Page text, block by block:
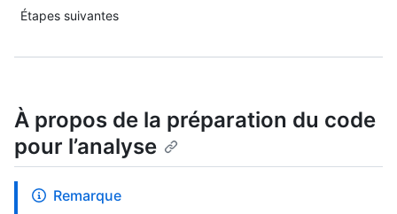
Étapes suivantes
À propos de la préparation du code
pour l’analyse
Remarque